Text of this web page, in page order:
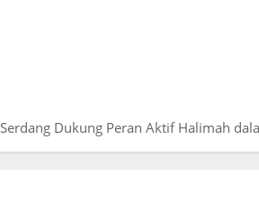
Dukung Peran Aktif Halimah